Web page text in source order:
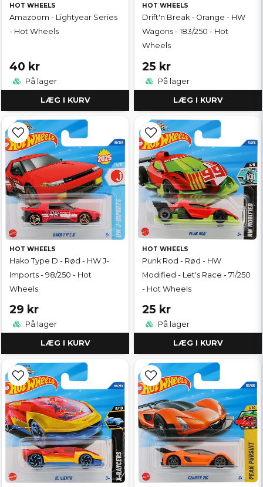
HOT WHEELS
Amazoom - Lightyear Series
- Hot Wheels
40 kr
På lager
LÆG I KURV
HOT WHEELS
Drift'n Break - Orange - HW
Wagons - 183/250 - Hot
Wheels
25 kr
På lager
LÆG I KURV
HOT WHEELS
Hako Type D - Rød - HW J-
Imports - 98/250 - Hot
Wheels
29 kr
På lager
LÆG I KURV
HOT WHEELS
Punk Rod - Rød - HW
Modified - Let's Race - 71/250
- Hot Wheels
25 kr
På lager
LÆG I KURV